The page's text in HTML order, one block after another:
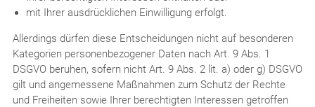
mit Ihrer ausdrücklichen Einwilligung erfolgt.
Allerdings dürfen diese Entscheidungen nicht auf besonderen
Kategorien personenbezogener Daten nach Art. 9 Abs. 1
DSGVO beruhen, sofern nicht Art. 9 Abs. 2 lit. a) oder g) DSGVO
gilt und angemessene Maßnahmen zum Schutz der Rechte
und Freiheiten sowie Ihrer berechtigten Interessen getroffen